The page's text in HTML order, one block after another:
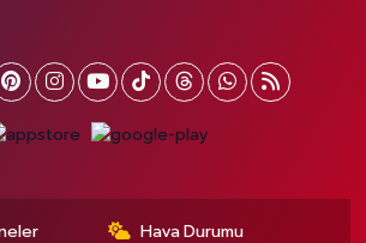
Hava Durumu